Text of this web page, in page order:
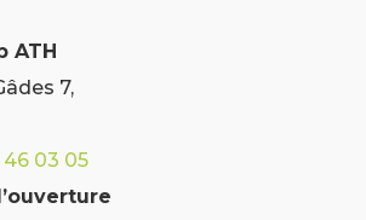
ATH
7,
46 03 05